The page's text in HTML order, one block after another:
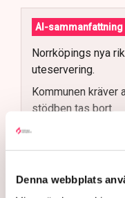
Denna webbplats
AI-sammanfattning
Norrköpings nya
uteservering.
Kommunen kräver
stödben tas bort.
utpressning.
kommunikation.